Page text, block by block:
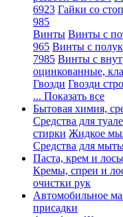
6923 Гайки со
985
Винты Винты с
965 Винты с
7985 Винты с
оцинкованные,
Гвозди Гвозди
... Показать все
Бытовая химия,
Средства для
стирки Жидкое
Средства для
Паста, крем и
Кремы, спреи и
очистки рук
Автомобильное
присадки